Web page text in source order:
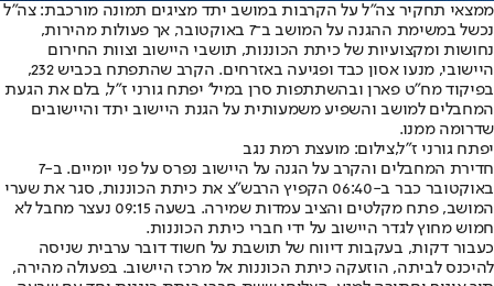
ממצאי תחקיר צה״ל על הקרבות במושב יתד מציגים תמונה מורכבת: צה״ל
נכשל במשימת ההגנה על המושב ב־7 באוקטובר, אך פעולות מהירות,
נחושות ומקצועיות של כיתת הכוננות, תושבי היישוב וצוות החירום
היישובי, מנעו אסון כבד ופגיעה באזרחים. הקרב שהתפתח בכביש 232,
בפיקוד מח״ט פארן ובהשתתפות סרן במיל’ יפתח גורני ז״ל, בלם את הגעת
המחבלים למושב והשפיע משמעותית על הגנת היישוב יתד והיישובים
שדרומה ממנו.
יפתח גורני ז"ל,צילום: מועצת רמת נגב
חדירת המחבלים והקרב על הגנה על היישוב נפרס על פני יומיים. ב-7
באוקטובר כבר ב-06:40 הקפיץ הרבש״צ את כיתת הכוננות, סגר את שערי
המושב, פתח מקלטים והציב עמדות שמירה. בשעה 09:15 נעצר מחבל לא
חמוש מחוץ לגדר היישוב על ידי חברי כיתת הכוננות.
כעבור דקות, בעקבות דיווח של תושבת על חשוד דובר ערבית שניסה
להיכנס לביתה, הוזעקה כיתת הכוננות אל מרכז היישוב. בפעולה מהירה,